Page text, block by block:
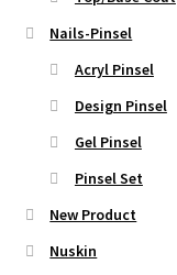
Nails-Pinsel
Acryl Pinsel
Design Pinsel
Gel Pinsel
Pinsel Set
New Product
Nuskin